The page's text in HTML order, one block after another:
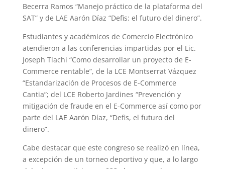
Becerra Ramos “Manejo práctico de la plataforma del
SAT” y de LAE Aarón Díaz “Defis: el futuro del dinero”.
Estudiantes y académicos de Comercio Electrónico
atendieron a las conferencias impartidas por el Lic.
Joseph Tlachi “Como desarrollar un proyecto de E-
Commerce rentable”, de la LCE Montserrat Vázquez
“Estandarización de Procesos de E-Commerce
Cantia”; del LCE Roberto Jardines “Prevención y
mitigación de fraude en el E-Commerce así como por
parte del LAE Aarón Díaz, “Defis, el futuro del
dinero”.
Cabe destacar que este congreso se realizó en línea,
a excepción de un torneo deportivo y que, a lo largo